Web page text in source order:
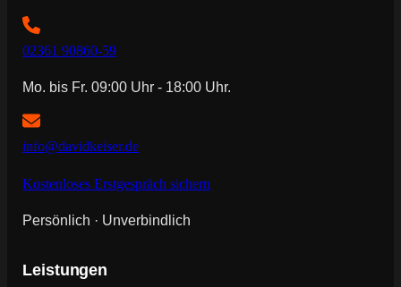
02361 90860-59
Mo. bis Fr. 09:00 Uhr - 18:00 Uhr.
info@davidkeiser.de
Kostenloses Erstgespräch sichern
Persönlich · Unverbindlich
Leistungen